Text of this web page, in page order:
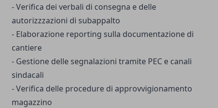
- Verifica dei verbali di consegna e delle
autorizzzazioni di subappalto
- Elaborazione reporting sulla documentazione di
cantiere
- Gestione delle segnalazioni tramite PEC e canali
sindacali
- Verifica delle procedure di approvvigionamento
magazzino